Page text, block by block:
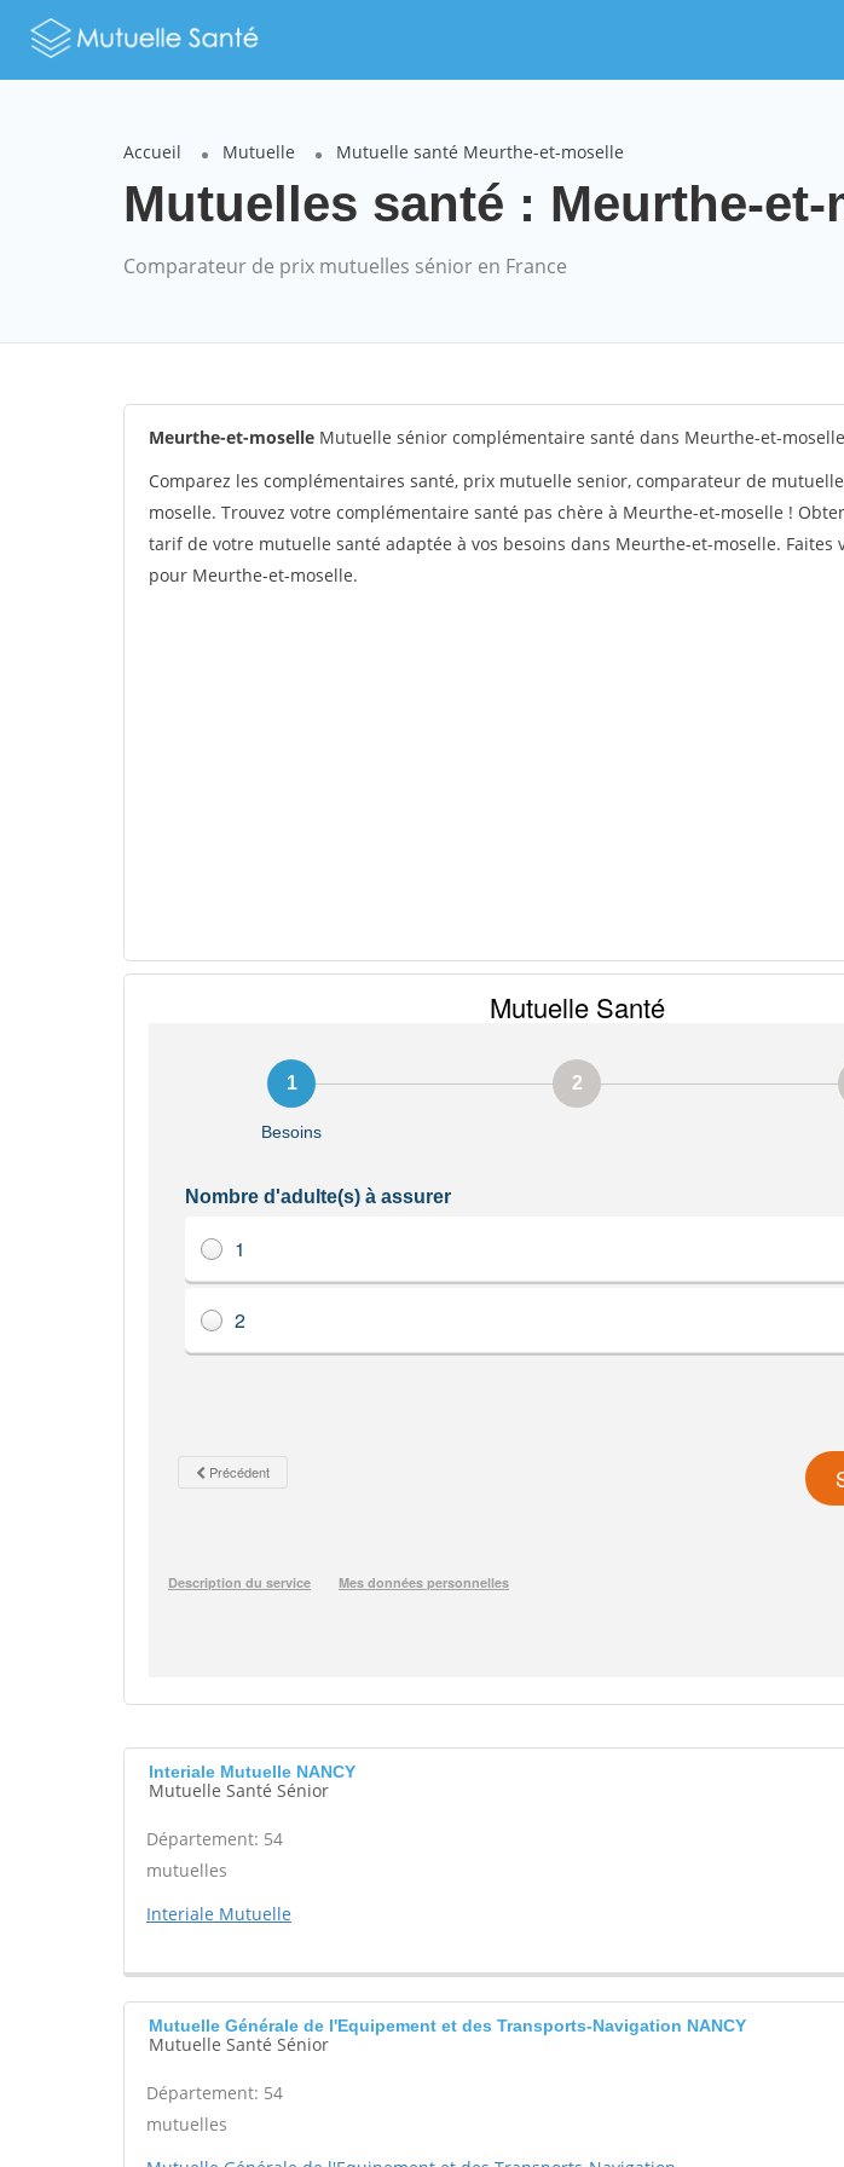
Accueil Mutuelle Mutuelle santé Meurthe-et-moselle
Mutuelles santé : Meurthe-et-
Comparateur de prix mutuelles sénior en France
Meurthe-et-moselle Mutuelle sénior complémentaire santé dans Meurthe-et-moselle
Comparez les complémentaires santé, prix mutuelle senior, comparateur de
moselle. Trouvez votre complémentaire santé pas chère à Meurthe-et-moselle !
tarif de votre mutuelle santé adaptée à vos besoins dans Meurthe-et-moselle. Faites
pour Meurthe-et-moselle.
Interiale Mutuelle NANCY
Mutuelle Santé Sénior
Département: 54
mutuelles
Interiale Mutuelle
Mutuelle Générale de l'Equipement et des Transports-Navigation NANCY
Mutuelle Santé Sénior
Département: 54
mutuelles